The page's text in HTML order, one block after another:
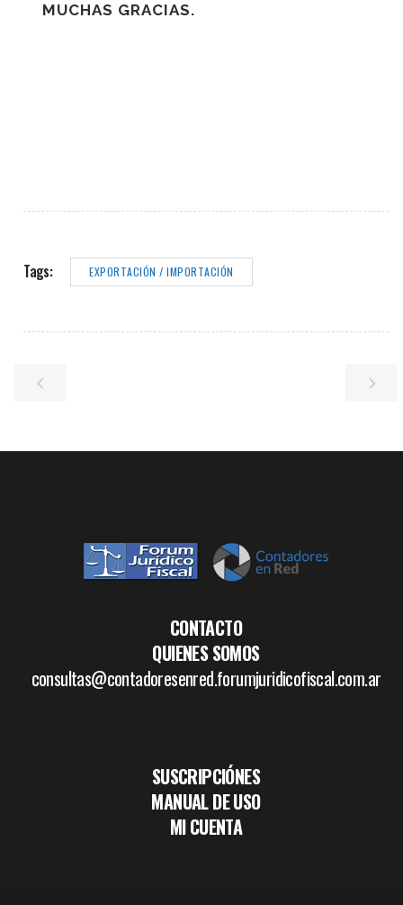
MUCHAS GRACIAS.
Tags: EXPORTACIÓN / IMPORTACIÓN
CONTACTO
QUIENES SOMOS
consultas@contadoresenred.forumjuridicofiscal.com.ar
SUSCRIPCIÓNES
MANUAL DE USO
MI CUENTA